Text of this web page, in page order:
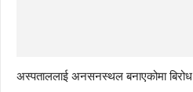
अस्पताललाई अनसनस्थल बनाएकोमा बिरोध